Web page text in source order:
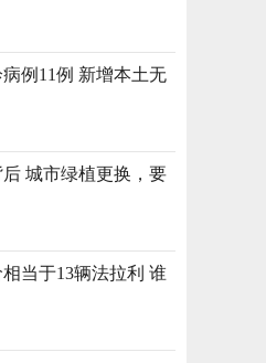
例11例 新增本土无
城市绿植更换，要
当于13辆法拉利 谁